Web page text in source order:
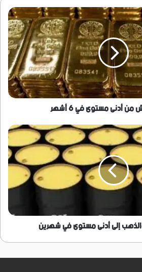
أدنى مستوى في 6 أشهر
إلى أدنى مستوى في شهرين